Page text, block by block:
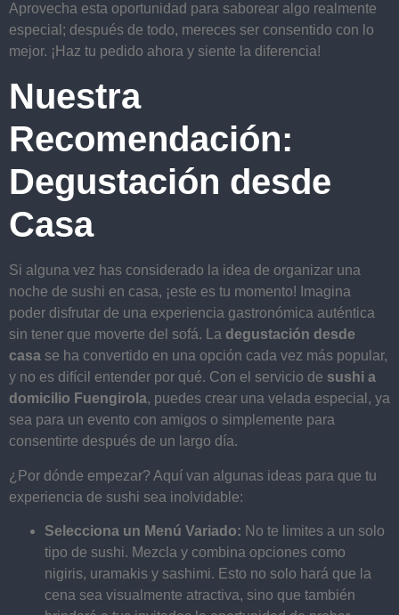
Aprovecha esta oportunidad para saborear algo realmente
especial; después de todo, mereces ser consentido con lo
mejor. ¡Haz tu pedido ahora y siente la diferencia!
Nuestra
Recomendación:
Degustación desde
Casa
Si alguna vez has considerado la idea de organizar una
noche de sushi en casa, ¡este es tu momento! Imagina
poder disfrutar de una experiencia gastronómica auténtica
sin tener que moverte del sofá. La degustación desde
casa se ha convertido en una opción cada vez más popular,
y no es difícil entender por qué. Con el servicio de sushi a
domicilio Fuengirola, puedes crear una velada especial, ya
sea para un evento con amigos o simplemente para
consentirte después de un largo día.
¿Por dónde empezar? Aquí van algunas ideas para que tu
experiencia de sushi sea inolvidable:
Selecciona un Menú Variado: No te limites a un solo
tipo de sushi. Mezcla y combina opciones como
nigiris, uramakis y sashimi. Esto no solo hará que la
cena sea visualmente atractiva, sino que también